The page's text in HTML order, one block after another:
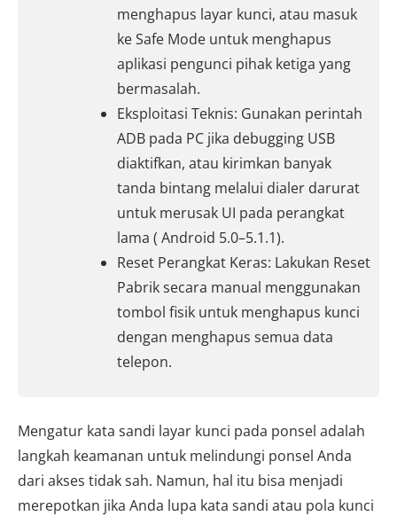
menghapus layar kunci, atau masuk
ke Safe Mode untuk menghapus
aplikasi pengunci pihak ketiga yang
bermasalah.
Eksploitasi Teknis: Gunakan perintah
ADB pada PC jika debugging USB
diaktifkan, atau kirimkan banyak
tanda bintang melalui dialer darurat
untuk merusak UI pada perangkat
lama ( Android 5.0–5.1.1).
Reset Perangkat Keras: Lakukan Reset
Pabrik secara manual menggunakan
tombol fisik untuk menghapus kunci
dengan menghapus semua data
telepon.
Mengatur kata sandi layar kunci pada ponsel adalah
langkah keamanan untuk melindungi ponsel Anda
dari akses tidak sah. Namun, hal itu bisa menjadi
merepotkan jika Anda lupa kata sandi atau pola kunci